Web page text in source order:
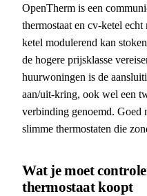
OpenTherm is een
thermostaat en cv-ketel
ketel modulerend kan
de hogere prijsklasse
huurwoningen is de
aan/uit-kring, ook wel een
verbinding genoemd. Goed
slimme thermostaten die
Wat je moet
thermostaat koopt